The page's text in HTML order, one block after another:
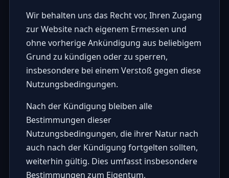
Wir behalten uns das Recht vor, Ihren Zugang
zur Website nach eigenem Ermessen und
ohne vorherige Ankündigung aus beliebigem
Grund zu kündigen oder zu sperren,
insbesondere bei einem Verstoß gegen diese
Nutzungsbedingungen.
Nach der Kündigung bleiben alle
Bestimmungen dieser
Nutzungsbedingungen, die ihrer Natur nach
auch nach der Kündigung fortgelten sollten,
weiterhin gültig. Dies umfasst insbesondere
Bestimmungen zum Eigentum,